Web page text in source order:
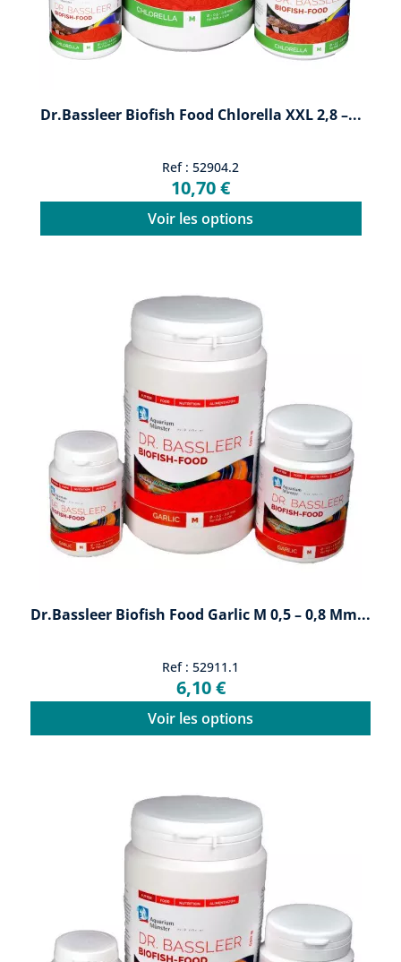
Dr.Bassleer Biofish Food Chlorella XXL 2,8 –...
Ref : 52904.2
10,70 €
Voir les options
Dr.Bassleer Biofish Food Garlic M 0,5 – 0,8 Mm...
Ref : 52911.1
6,10 €
Voir les options